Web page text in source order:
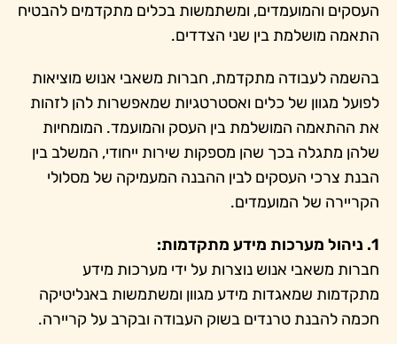
העסקים והמועמדים, ומשתמשות בכלים מתקדמים להבטיח
התאמה מושלמת בין שני הצדדים.
בהשמה לעבודה מתקדמת, חברות משאבי אנוש מוציאות
לפועל מגוון של כלים ואסטרטגיות שמאפשרות להן לזהות
את ההתאמה המושלמת בין העסק והמועמד. המומחיות
שלהן מתגלה בכך שהן מספקות שירות ייחודי, המשלב בין
הבנת צרכי העסקים לבין ההבנה המעמיקה של מסלולי
הקריירה של המועמדים.
1. ניהול מערכות מידע מתקדמות:
חברות משאבי אנוש נוצרות על ידי מערכות מידע
מתקדמות שמאגדות מידע מגוון ומשתמשות באנליטיקה
חכמה להבנת טרנדים בשוק העבודה ובקרב על קריירה.